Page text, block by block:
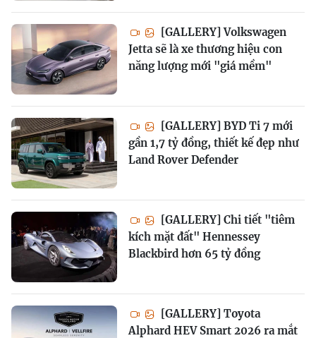
[GALLERY] Volkswagen
Jetta sẽ là xe thương hiệu con
năng lượng mới "giá mềm"
[GALLERY] BYD Ti 7 mới
gần 1,7 tỷ đồng, thiết kế đẹp như
Land Rover Defender
[GALLERY] Chi tiết "tiêm
kích mặt đất" Hennessey
Blackbird hơn 65 tỷ đồng
[GALLERY] Toyota
Alphard HEV Smart 2026 ra mắt